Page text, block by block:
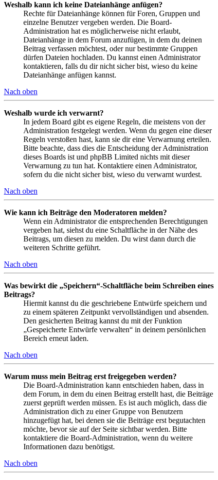
Weshalb kann ich keine Dateianhänge anfügen?
Rechte für Dateianhänge können für Foren, Gruppen und
einzelne Benutzer vergeben werden. Die Board-
Administration hat es möglicherweise nicht erlaubt,
Dateianhänge in dem Forum anzufügen, in dem du deinen
Beitrag verfassen möchtest, oder nur bestimmte Gruppen
dürfen Dateien hochladen. Du kannst einen Administrator
kontaktieren, falls du dir nicht sicher bist, wieso du keine
Dateianhänge anfügen kannst.
Nach oben
Weshalb wurde ich verwarnt?
In jedem Board gibt es eigene Regeln, die meistens von der
Administration festgelegt werden. Wenn du gegen eine dieser
Regeln verstoßen hast, kann sie dir eine Verwarnung erteilen.
Bitte beachte, dass dies die Entscheidung der Administration
dieses Boards ist und phpBB Limited nichts mit dieser
Verwarnung zu tun hat. Kontaktiere einen Administrator,
sofern du die nicht sicher bist, wieso du verwarnt wurdest.
Nach oben
Wie kann ich Beiträge den Moderatoren melden?
Wenn ein Administrator die entsprechenden Berechtigungen
vergeben hat, siehst du eine Schaltfläche in der Nähe des
Beitrags, um diesen zu melden. Du wirst dann durch die
weiteren Schritte geführt.
Nach oben
Was bewirkt die „Speichern“-Schaltfläche beim Schreiben eines
Beitrags?
Hiermit kannst du die geschriebene Entwürfe speichern und
zu einem späteren Zeitpunkt vervollständigen und absenden.
Den gesicherten Beitrag kannst du mit der Funktion
„Gespeicherte Entwürfe verwalten“ in deinem persönlichen
Bereich erneut laden.
Nach oben
Warum muss mein Beitrag erst freigegeben werden?
Die Board-Administration kann entschieden haben, dass in
dem Forum, in dem du einen Beitrag erstellt hast, die Beiträge
zuerst geprüft werden müssen. Es ist auch möglich, dass die
Administration dich zu einer Gruppe von Benutzern
hinzugefügt hat, bei denen sie die Beiträge erst begutachten
möchte, bevor sie auf der Seite sichtbar werden. Bitte
kontaktiere die Board-Administration, wenn du weitere
Informationen dazu benötigst.
Nach oben